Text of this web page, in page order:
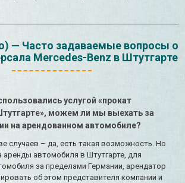
— Часто задаваемые вопросы о
Mercedes-Benz в Штутгарте
услугой «прокат
можем ли мы выехать за
на арендованном автомобиле?
случаев – да, есть такая возможность. Но
аренды автомобиля в Штутгарте, для
за пределами Германии, арендатор
об этом представителя компании и